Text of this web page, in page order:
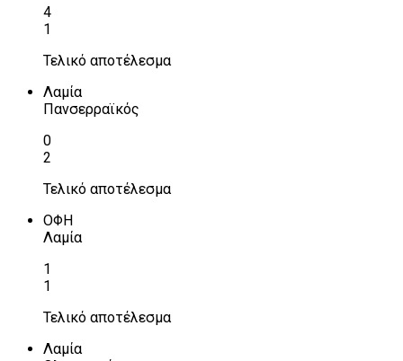
4
1
Τελικό αποτέλεσμα
Λαμία
Πανσερραϊκός
0
2
Τελικό αποτέλεσμα
ΟΦΗ
Λαμία
1
1
Τελικό αποτέλεσμα
Λαμία